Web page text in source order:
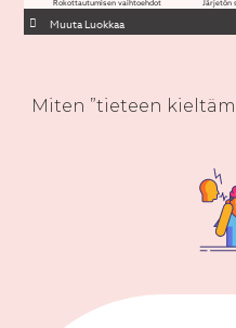
Rokottautumisen vaihtoehdot Järjetön
Muuta Luokkaa
Miten ”tieteen